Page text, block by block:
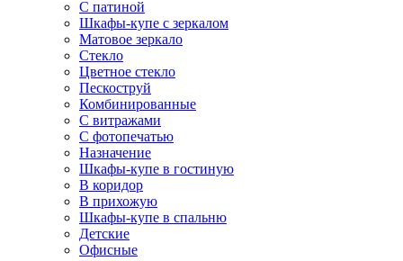
С патиной
Шкафы-купе с зеркалом
Матовое зеркало
Стекло
Цветное стекло
Пескоструй
Комбинированные
С витражами
С фотопечатью
Назначение
Шкафы-купе в гостиную
В коридор
В прихожую
Шкафы-купе в спальню
Детские
Офисные